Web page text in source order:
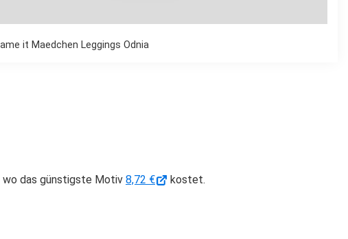
it Maedchen Leggings Odnia
wo das günstigste Motiv 8,72 € kostet.